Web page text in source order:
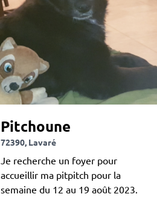
Pitchoune
72390, Lavaré
Je recherche un foyer pour
accueillir ma pitpitch pour la
semaine du 12 au 19 août 2023.